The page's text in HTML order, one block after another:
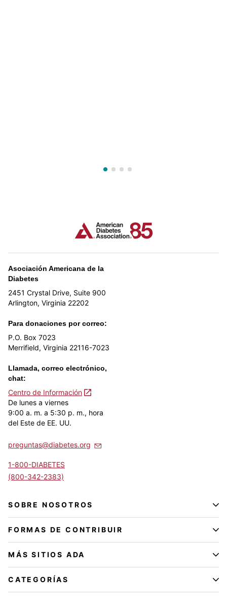
Asociación Americana de la
Diabetes
2451 Crystal Drive, Suite 900
Arlington, Virginia 22202
Para donaciones por correo:
P.O. Box 7023
Merrifield, Virginia 22116-7023
Llamada, correo electrónico,
chat:
Centro de Información
De lunes a viernes
9:00 a. m. a 5:30 p. m., hora
del Este de EE. UU.
preguntas@diabetes.org
1-800-DIABETES
(800-342-2383)
SOBRE NOSOTROS
FORMAS DE CONTRIBUIR
MÁS SITIOS ADA
CATEGORÍAS